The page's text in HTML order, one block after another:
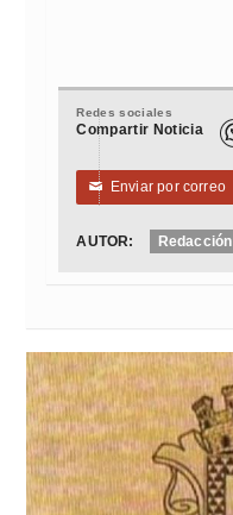
Redes sociales
Compartir Noticia
✉ Enviar por correo
AUTOR: Redacción